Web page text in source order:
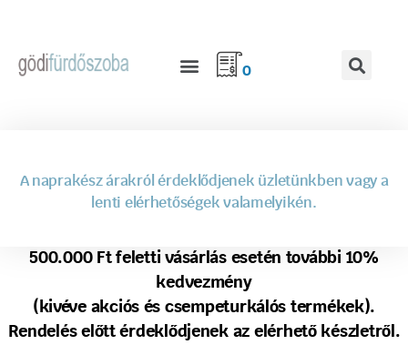
0
A naprakész árakról érdeklődjenek üzletünkben vagy a
lenti elérhetőségek valamelyikén.
500.000 Ft feletti vásárlás esetén további 10%
kedvezmény
(kivéve akciós és csempeturkálós termékek).
Rendelés előtt érdeklődjenek az elérhető készletről.